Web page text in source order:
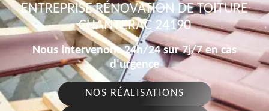
ENTREPRISE RÉNOVATION DE TOITURE
CHANTERAC 24190
Nous intervenons 24h/24 sur 7j/7 en cas
d'urgence
NOS RÉALISATIONS